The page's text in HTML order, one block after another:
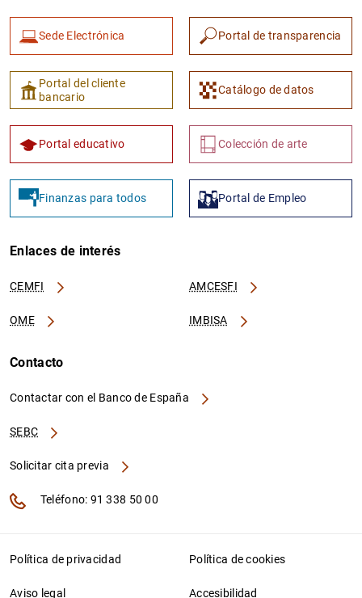
1 2
Sede Electrónica Portal de transparencia
Portal del cliente
bancario
Catálogo de datos
Portal educativo Colección de arte
Finanzas para todos Portal de Empleo
Enlaces de interés
CEMFI AMCESFI
OME IMBISA
Contacto
Contactar con el Banco de España
SEBC
Solicitar cita previa
Teléfono: 91 338 50 00
Política de privacidad Política de cookies
Aviso legal Accesibilidad